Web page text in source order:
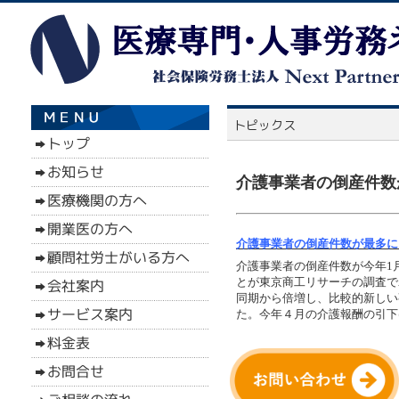
介護事業者の倒産件
介護事業者の倒産件数が最多
介護事業者の倒産件数が今年1
とが東京商工リサーチの調査
同期から倍増し、比較的新し
た。今年４月の介護報酬の引